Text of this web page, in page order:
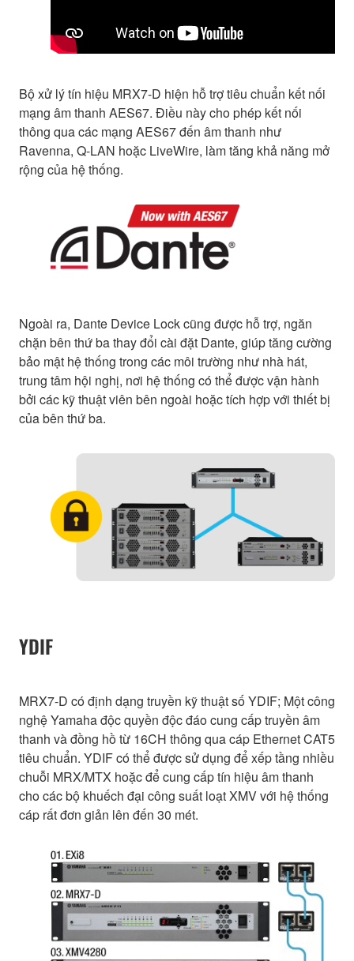
Bộ xử lý tín hiệu MRX7-D hiện hỗ trợ tiêu chuẩn kết nối
mạng âm thanh AES67. Điều này cho phép kết nối
thông qua các mạng AES67 đến âm thanh như
Ravenna, Q-LAN hoặc LiveWire, làm tăng khả năng mở
rộng của hệ thống.
Ngoài ra, Dante Device Lock cũng được hỗ trợ, ngăn
chặn bên thứ ba thay đổi cài đặt Dante, giúp tăng cường
bảo mật hệ thống trong các môi trường như nhà hát,
trung tâm hội nghị, nơi hệ thống có thể được vận hành
bởi các kỹ thuật viên bên ngoài hoặc tích hợp với thiết bị
của bên thứ ba.
YDIF
MRX7-D có định dạng truyền kỹ thuật số YDIF; Một công
nghệ Yamaha độc quyền độc đáo cung cấp truyền âm
thanh và đồng hồ từ 16CH thông qua cáp Ethernet CAT5
tiêu chuẩn. YDIF có thể được sử dụng để xếp tầng nhiều
chuỗi MRX/MTX hoặc để cung cấp tín hiệu âm thanh
cho các bộ khuếch đại công suất loạt XMV với hệ thống
cáp rất đơn giản lên đến 30 mét.